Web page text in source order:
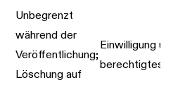
Unbegrenzt
während der
Veröffentlichung;
Löschung auf
Einwilligung und
berechtigtes